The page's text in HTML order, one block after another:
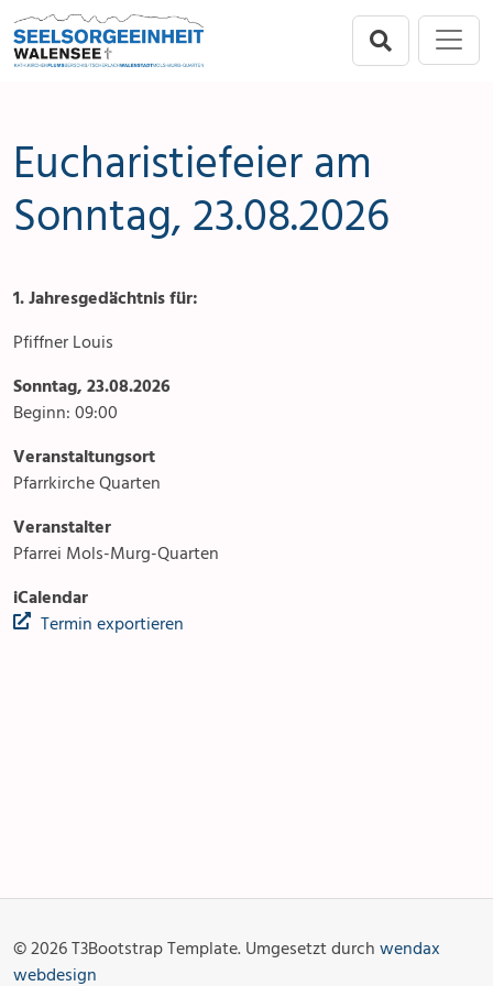
Direkt zur Hauptnavigation springen
Direkt zum Inhalt springen
Eucharistiefeier am
Sonntag, 23.08.2026
1. Jahresgedächtnis für:
Pfiffner Louis
Sonntag, 23.08.2026
Beginn: 09:00
Veranstaltungsort
Pfarrkirche Quarten
Veranstalter
Pfarrei Mols-Murg-Quarten
iCalendar
Termin exportieren
© 2026 T3Bootstrap Template. Umgesetzt durch wendax
webdesign
Menu
Berschis-Tscherlach
Mols-Murg-Quarten
Seelsorgeeinheit
Angebote & Sakramente
Kontakte
Aktuelles & Fotogalerie
Angebot & Sakramente
Aktuelles
Fotogalerie
Links